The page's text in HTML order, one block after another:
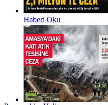
Haberi Oku